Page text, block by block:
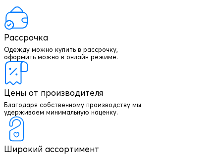
Рассрочка
Одежду можно купить в рассрочку,
оформить можно в онлайн режиме.
Цены от производителя
Благодаря собственному производству мы
удерживаем минимальную наценку.
Широкий ассортимент